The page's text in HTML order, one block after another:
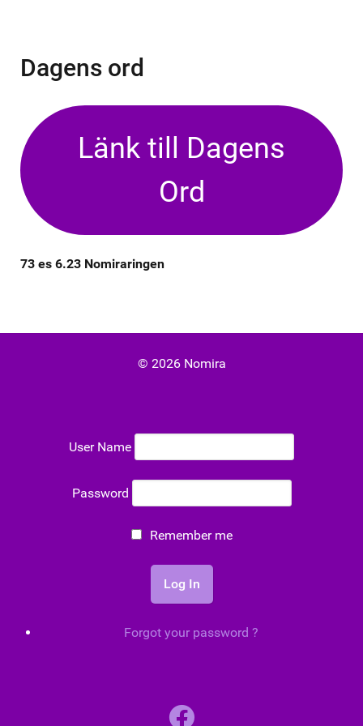
Dagens ord
Länk till Dagens
Ord
73 es 6.23 Nomiraringen
© 2026 Nomira
User Name
Password
Remember me
Forgot your password ?